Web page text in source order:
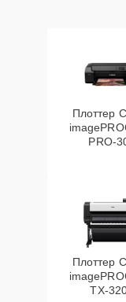
Плоттер
PRO-
Плоттер
TX-